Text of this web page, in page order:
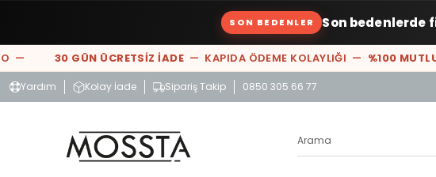
SON BEDENLER Son bedenlerde
30 GÜN ÜCRETSİZ İADE— KAPIDA ÖDEME KOLAYLIĞI —%100 MUTLU
Yardım Kolay İade Sipariş Takip 0850 305 66 77